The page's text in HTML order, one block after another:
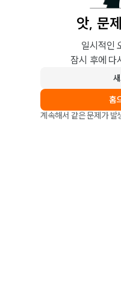
앗, 문
일시적인
잠시 후에 다
홈
계속해서 같은 문제가 발